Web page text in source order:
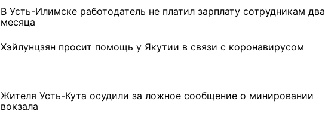
В Усть-Илимске работодатель не платил зарплату сотрудникам два
месяца
Хэйлунцзян просит помощь у Якутии в связи с коронавирусом
Жителя Усть-Кута осудили за ложное сообщение о минировании
вокзала